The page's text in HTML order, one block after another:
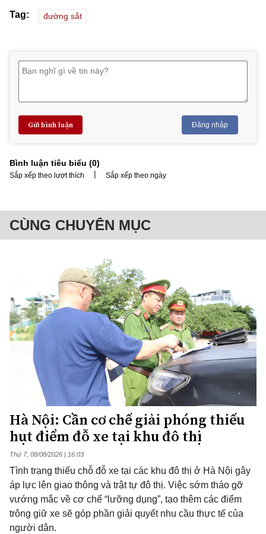
Tag: đường sắt
Gửi bình luận Đăng nhập
Bình luận tiêu biểu (0)
Sắp xếp theo lượt thích | Sắp xếp theo ngày
CÙNG CHUYÊN MỤC
Hà Nội: Cần cơ chế giải phóng thiếu
hụt điểm đỗ xe tại khu đô thị
Thứ 7, 08/08/2026 | 16:03
Tình trạng thiếu chỗ đỗ xe tại các khu đô thị ở Hà Nội gây
áp lực lên giao thông và trật tự đô thị. Việc sớm tháo gỡ
vướng mắc về cơ chế “lưỡng dụng”, tạo thêm các điểm
trông giữ xe sẽ góp phần giải quyết nhu cầu thực tế của
người dân.